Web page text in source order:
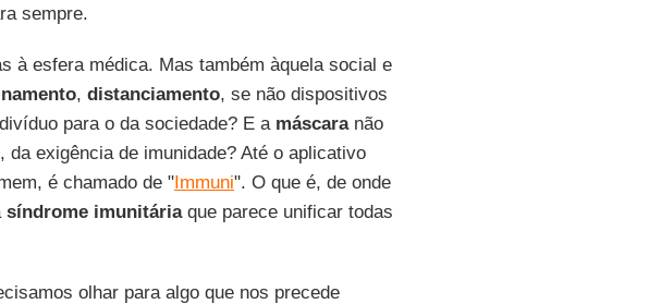
sempre.
à esfera médica. Mas também àquela social e
, distanciamento, se não dispositivos
para o da sociedade? E a máscaranão
exigência de imunidade? Até o aplicativo
é chamado de "Immuni". O que é, de onde
síndrome imunitáriaque parece unificar todas
olhar para algo que nos precede